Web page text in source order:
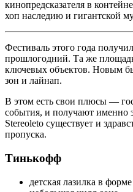
кинопредсказателя в
хоп наследию и гигантской
Фестиваль этого года
прошлогодний. Та же
ключевых объектов. Новым
зон и лайнап.
В этом есть свои плюсы —
события, и получают именно
Stereoleto существует и
пропуска.
Тинькофф
детская лазилка в